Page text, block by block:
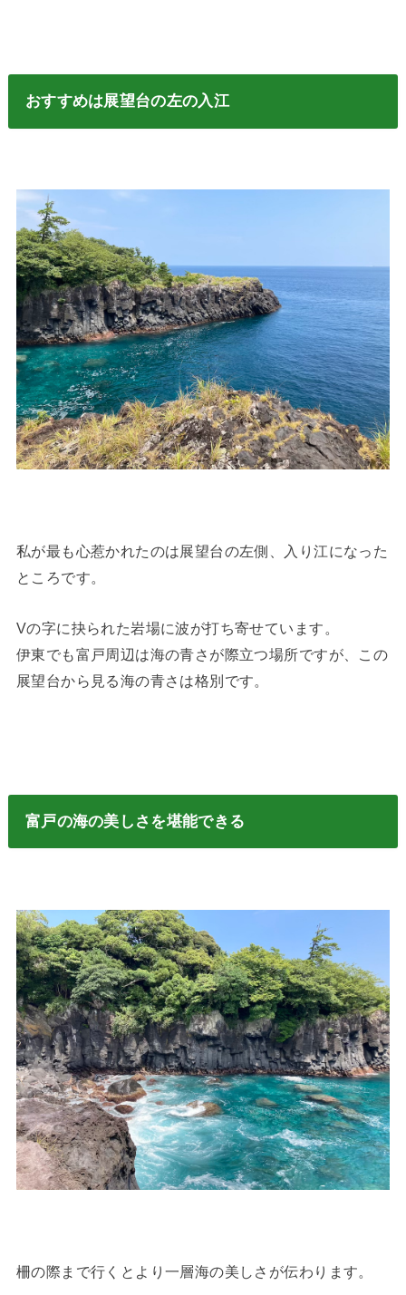
おすすめは展望台の左の入江
私が最も心惹かれたのは展望台の左側、入り江になった
ところです。
Vの字に抉られた岩場に波が打ち寄せています。
伊東でも富戸周辺は海の青さが際立つ場所ですが、この
展望台から見る海の青さは格別です。
富戸の海の美しさを堪能できる
柵の際まで行くとより一層海の美しさが伝わります。